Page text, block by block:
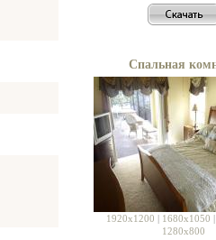
Спальная
1920x1200 | 1680x1050
1280x800